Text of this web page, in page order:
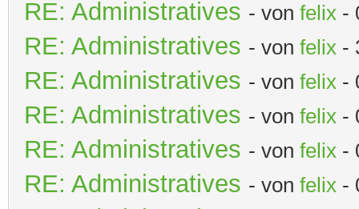
RE: Administratives - von felix -
RE: Administratives - von felix -
RE: Administratives - von felix -
RE: Administratives - von felix -
RE: Administratives - von felix -
RE: Administratives - von felix -